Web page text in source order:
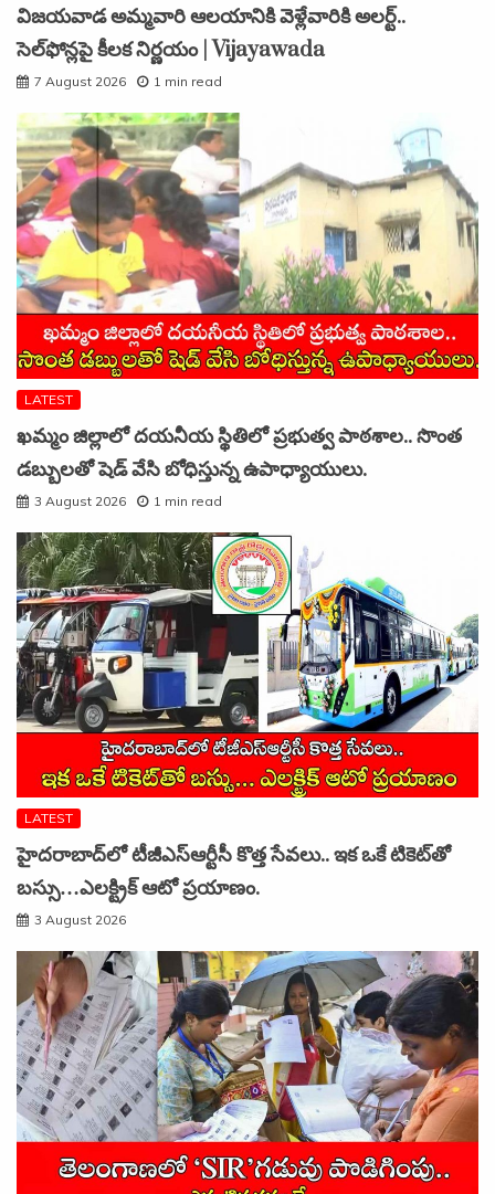
విజయవాడ అమ్మవారి ఆలయానికి వెళ్లేవారికి అలర్ట్..
సెల్‌ఫోన్లపై కీలక నిర్ణయం | Vijayawada
7 August 2026 1 min read
LATEST
ఖమ్మం జిల్లాలో దయనీయ స్థితిలో ప్రభుత్వ పాఠశాల.. సొంత
డబ్బులతో షెడ్ వేసి బోధిస్తున్న ఉపాధ్యాయులు.
3 August 2026 1 min read
LATEST
హైదరాబాద్‌లో టీజీఎస్‌ఆర్టీసీ కొత్త సేవలు.. ఇక ఒకే టికెట్‌తో
బస్సు…ఎలక్ట్రిక్ ఆటో ప్రయాణం.
3 August 2026